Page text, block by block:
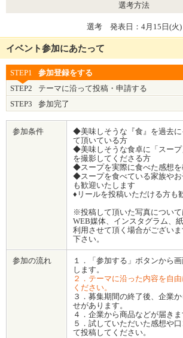
選考方法
選考 発表日：4月15日(火)
イベント参加にあたって
STEP1
参加登録をする
STEP2
テーマに沿って投稿・申請する
STEP3
参加完了
参加条件
◆美味しそうな『食』を過去に
て頂いている方
◆美味しそうな食卓に「スー
を撮影してくださる方
◆スープを実際に食べた感想
◆スープを食べている家族や
も歓迎いたします
♦リールを投稿いただける方も
※投稿して頂いた写真につい
WEB媒体、インスタグラム、
利用させて頂く場合がござい
下さい。
参加の流れ
１．「参加する」ボタンから
します。
２．テーマに沿った内容を自
ください。
３．募集期間の終了後、企業
せがあります。
４．企業から商品などが届きま
５．試していただいた感想や
て投稿してください。